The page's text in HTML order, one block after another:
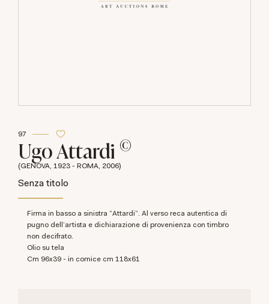
97
Ugo Attardi ©
(GENOVA, 1923 - ROMA, 2006)
Senza titolo
Firma in basso a sinistra "Attardi". Al verso reca autentica di
pugno dell'artista e dichiarazione di provenienza con timbro
non decifrato.
Olio su tela
cm 96x39 - in cornice cm 118x61